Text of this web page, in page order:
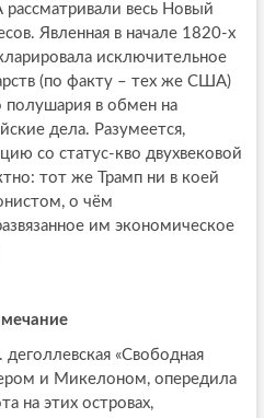
весь Новый
Явленная в начале 1820-х
исключительное
(по факту – тех же США)
полушария в обмен на
дела. Разумеется,
со статус-кво двухвековой
тот же Трамп ни в коей
о чём
им экономическое
«Свободная
и Микелоном, опередила
на этих островах,